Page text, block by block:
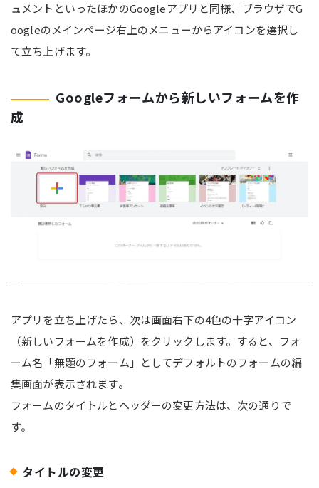
ュメントといったほかのGoogleアプリと同様、ブラウザでG
oogleのメインページ右上のメニューからアイコンを選択し
て立ち上げます。
Googleフォームから新しいフォームを作
成
アプリを立ち上げたら、次は画面右下の4色の十字アイコン
（新しいフォームを作成）をクリックします。すると、フォ
ーム名「無題のフォーム」としてデフォルトのフォームの編
集画面が表示されます。
フォームのタイトルとヘッダーの変更方法は、次の通りで
す。
タイトルの変更